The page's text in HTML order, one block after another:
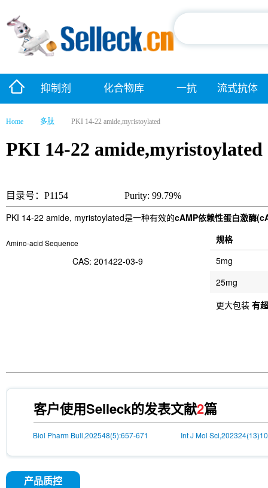
抑制剂 化合物库 一抗 流式抗体
Home 多肽 PKI 14-22 amide,myristoylated
PKI 14-22 amide,myristoylated
目录号：P1154 Purity: 99.79%
PKI 14-22 amide, myristoylated是一种有效的cAMP依赖性蛋白激酶
Amino-acid Sequence
CAS: 201422-03-9
规格
5mg
25mg
更大包装 有
客户使用Selleck的发表文献2篇
Biol Pharm Bull,202548(5):657-671 Int J Mol
产品质控